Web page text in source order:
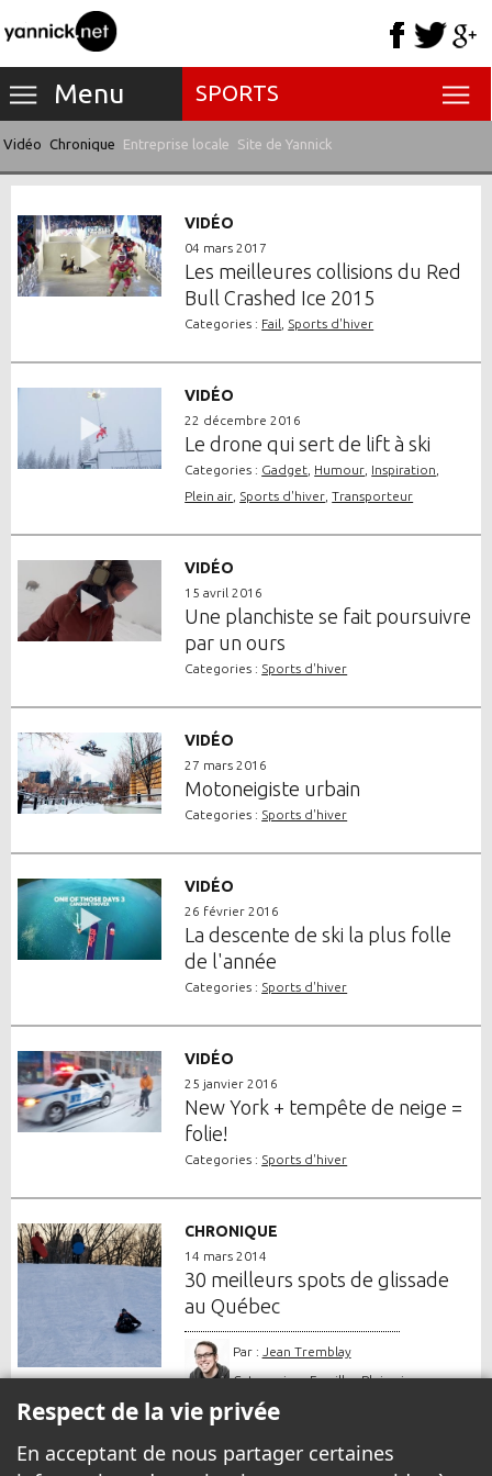
Menu SPORTS
Vidéo Chronique Entreprise locale Site de Yannick
VIDÉO
04 mars 2017
Les meilleures collisions du Red
Bull Crashed Ice 2015
Categories : Fail Sports d'hiver
VIDÉO
22 décembre 2016
Le drone qui sert de lift à ski
Categories : Gadget Humour Inspiration
Plein air Sports d'hiver ,Transporteur
VIDÉO
15 avril 2016
Une planchiste se fait poursuivre
par un ours
Categories : Sports d'hiver
VIDÉO
27 mars 2016
Motoneigiste urbain
Categories : Sports d'hiver
VIDÉO
26 février 2016
La descente de ski la plus folle
de l'année
Categories : Sports d'hiver
VIDÉO
25 janvier 2016
New York + tempête de neige =
folie!
Categories : Sports d'hiver
CHRONIQUE
14 mars 2014
30 meilleurs spots de glissade
au Québec
Par : Jean Tremblay
Categories :Famille ,Plein air ,
Sports d'hiver
Respect de la vie privée
En acceptant de nous partager certaines